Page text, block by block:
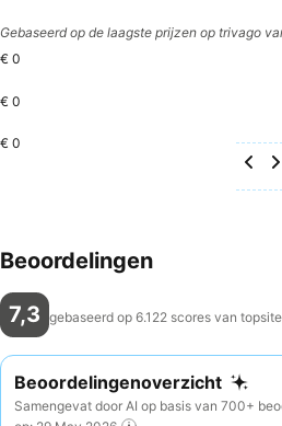
Gebaseerd op de laagste prijzen op trivago
€ 0
€ 0
€ 0
Beoordelingen
7,3 gebaseerd op 6.122 scores van
Beoordelingenoverzicht
Samengevat door AI op basis van 700+